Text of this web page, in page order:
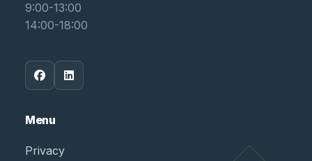
9:00-13:00
14:00-18:00
Menu
Privacy